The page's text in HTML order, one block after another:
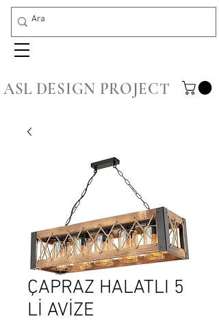
ASL DESIGN PROJECT
ÇAPRAZ HALATLI 5
Lİ AVİZE